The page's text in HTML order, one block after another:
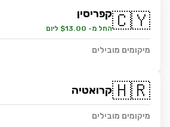
🇨🇾קפריסין
החל מ- $13.00 ליום
מיקומים מובילים
🇭🇷קרואטיה
מיקומים מובילים